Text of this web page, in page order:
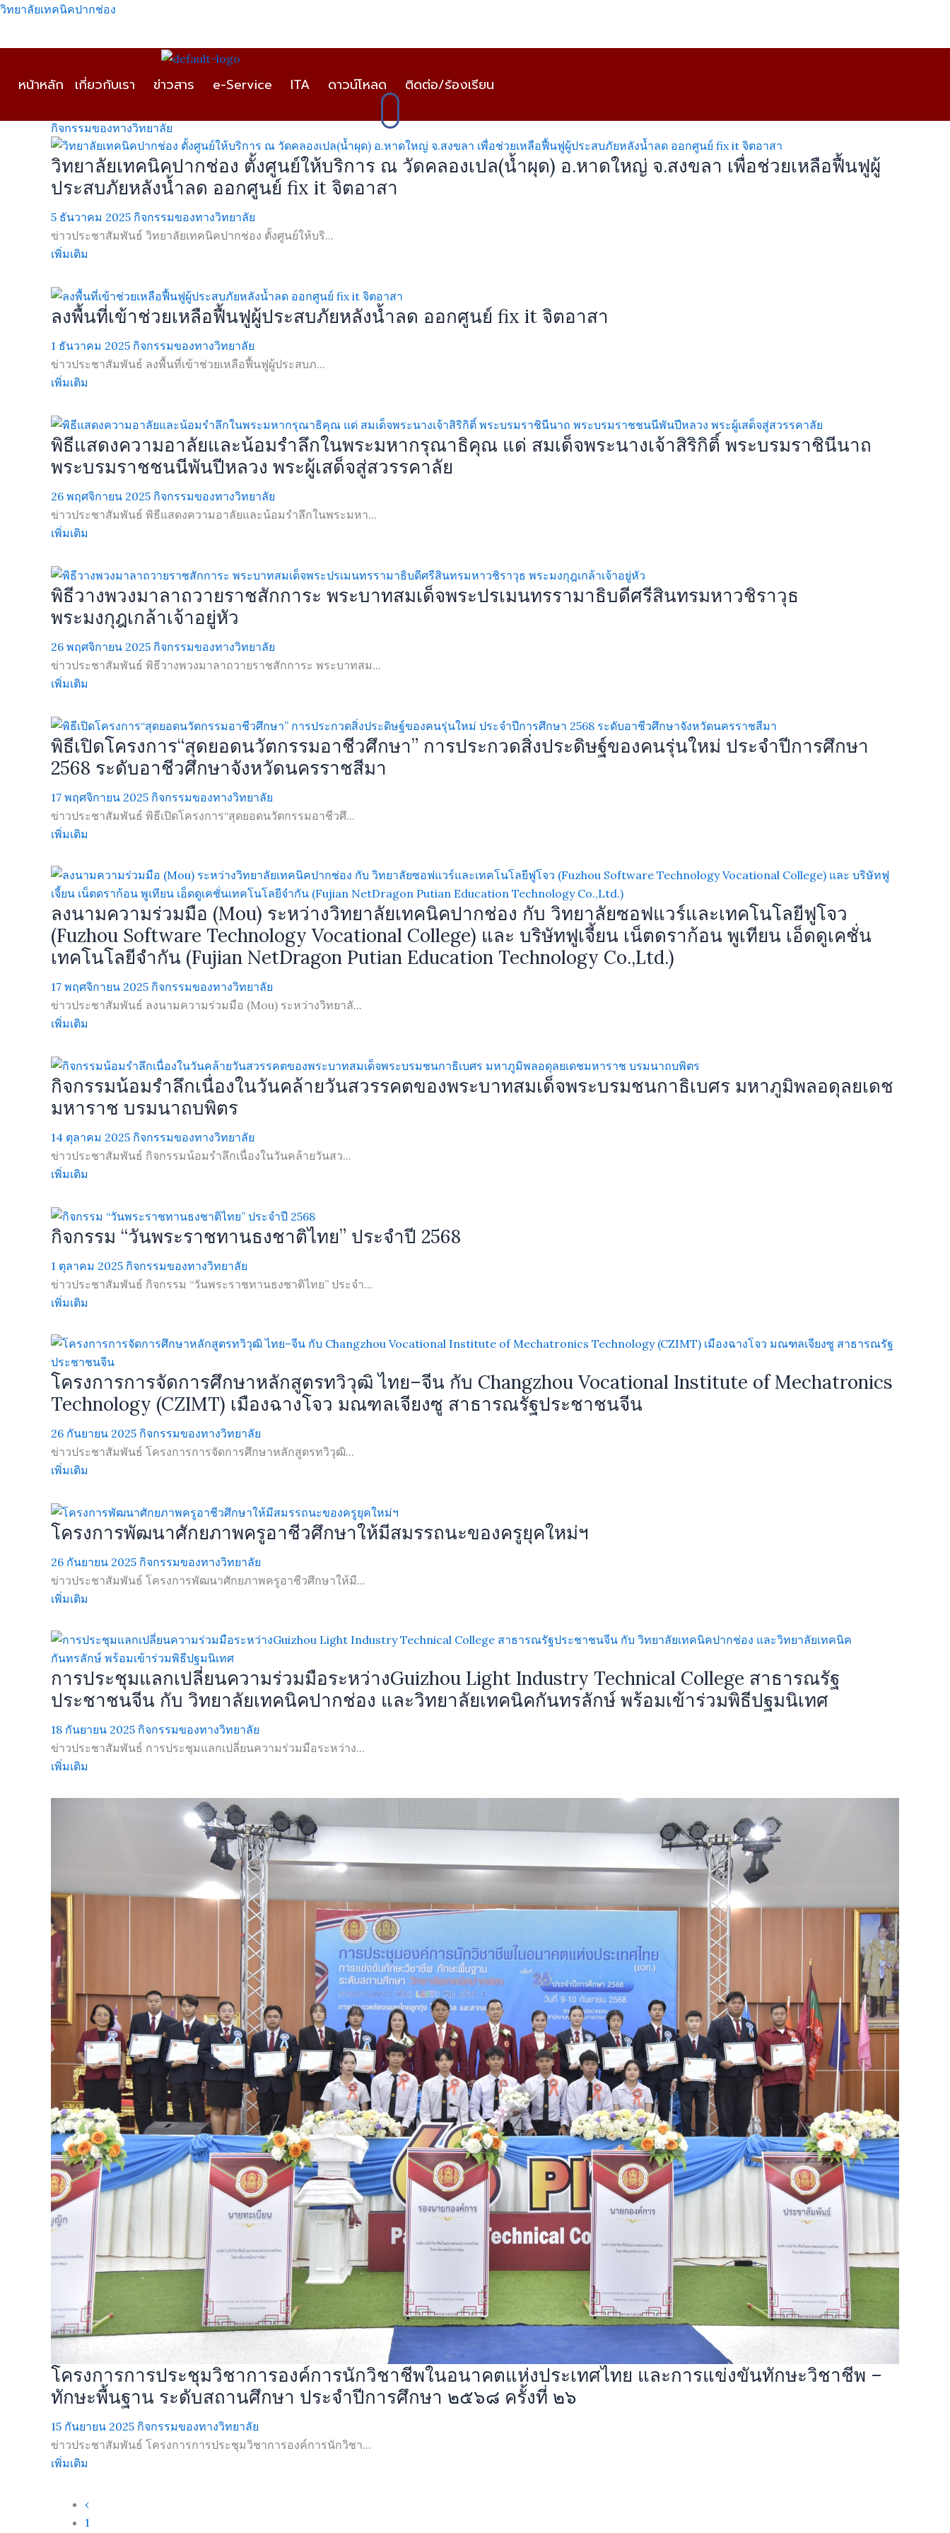
Skip
content
วิทยาลัยเทคนิคปากช่อง
หน้าหลัก เกี่ยวกับเรา ข่าวสาร e-Service ITA ดาวน์โหลด ติดต่อ/ร้องเรียน
กิจกรรมของทางวิทยาลัย
วิทยาลัยเทคนิคปากช่อง ตั้งศูนย์ให้บริการ ณ วัดคลองเปล(น้ำผุด) อ.หาดใหญ่ จ.สงขลา เพื่อช่วยเหลือฟื้นฟูผู้
ประสบภัยหลังน้ำลด ออกศูนย์ fix it จิตอาสา
5 ธันวาคม 2025 กิจกรรมของทางวิทยาลัย
ข่าวประชาสัมพันธ์ วิทยาลัยเทคนิคปากช่อง ตั้งศูนย์ให้บริ...
เพิ่มเติม
ลงพื้นที่เข้าช่วยเหลือฟื้นฟูผู้ประสบภัยหลังน้ำลด ออกศูนย์ fix it จิตอาสา
1 ธันวาคม 2025 กิจกรรมของทางวิทยาลัย
ข่าวประชาสัมพันธ์ ลงพื้นที่เข้าช่วยเหลือฟื้นฟูผู้ประสบภ...
เพิ่มเติม
พิธีแสดงความอาลัยและน้อมรำลึกในพระมหากรุณาธิคุณ แด่ สมเด็จพระนางเจ้าสิริกิติ์ พระบรมราชินีนาถ
พระบรมราชชนนีพันปีหลวง พระผู้เสด็จสู่สวรรคาลัย
26 พฤศจิกายน 2025 กิจกรรมของทางวิทยาลัย
ข่าวประชาสัมพันธ์ พิธีแสดงความอาลัยและน้อมรำลึกในพระมหา...
เพิ่มเติม
พิธีวางพวงมาลาถวายราชสักการะ พระบาทสมเด็จพระปรเมนทรรามาธิบดีศรีสินทรมหาวชิราวุธ
พระมงกุฎเกล้าเจ้าอยู่หัว
26 พฤศจิกายน 2025 กิจกรรมของทางวิทยาลัย
ข่าวประชาสัมพันธ์ พิธีวางพวงมาลาถวายราชสักการะ พระบาทสม...
เพิ่มเติม
พิธีเปิดโครงการ“สุดยอดนวัตกรรมอาชีวศึกษา” การประกวดสิ่งประดิษฐ์ของคนรุ่นใหม่ ประจำปีการศึกษา
2568 ระดับอาชีวศึกษาจังหวัดนครราชสีมา
17 พฤศจิกายน 2025 กิจกรรมของทางวิทยาลัย
ข่าวประชาสัมพันธ์ พิธีเปิดโครงการ“สุดยอดนวัตกรรมอาชีวศึ...
เพิ่มเติม
ลงนามความร่วมมือ (Mou) ระหว่างวิทยาลัยเทคนิคปากช่อง กับ วิทยาลัยซอฟแวร์และเทคโนโลยีฟูโจว
(Fuzhou Software Technology Vocational College) และ บริษัทฟูเจี้ยน เน็ตดราก้อน พูเทียน เอ็ดดูเคชั่น
เทคโนโลยีจำกัน (Fujian NetDragon Putian Education Technology Co.,Ltd.)
17 พฤศจิกายน 2025 กิจกรรมของทางวิทยาลัย
ข่าวประชาสัมพันธ์ ลงนามความร่วมมือ (Mou) ระหว่างวิทยาลั...
เพิ่มเติม
กิจกรรมน้อมรำลึกเนื่องในวันคล้ายวันสวรรคตของพระบาทสมเด็จพระบรมชนกาธิเบศร มหาภูมิพลอดุลยเดช
มหาราช บรมนาถบพิตร
14 ตุลาคม 2025 กิจกรรมของทางวิทยาลัย
ข่าวประชาสัมพันธ์ กิจกรรมน้อมรำลึกเนื่องในวันคล้ายวันสว...
เพิ่มเติม
กิจกรรม “วันพระราชทานธงชาติไทย” ประจำปี 2568
1 ตุลาคม 2025 กิจกรรมของทางวิทยาลัย
ข่าวประชาสัมพันธ์ กิจกรรม “วันพระราชทานธงชาติไทย” ประจำ...
เพิ่มเติม
โครงการการจัดการศึกษาหลักสูตรทวิวุฒิ ไทย–จีน กับ Changzhou Vocational Institute of Mechatronics
Technology (CZIMT) เมืองฉางโจว มณฑลเจียงซู สาธารณรัฐประชาชนจีน
26 กันยายน 2025 กิจกรรมของทางวิทยาลัย
ข่าวประชาสัมพันธ์ โครงการการจัดการศึกษาหลักสูตรทวิวุฒิ...
เพิ่มเติม
โครงการพัฒนาศักยภาพครูอาชีวศึกษาให้มีสมรรถนะของครูยุคใหม่ฯ
26 กันยายน 2025 กิจกรรมของทางวิทยาลัย
ข่าวประชาสัมพันธ์ โครงการพัฒนาศักยภาพครูอาชีวศึกษาให้มี...
เพิ่มเติม
การประชุมแลกเปลี่ยนความร่วมมือระหว่างGuizhou Light Industry Technical College สาธารณรัฐ
ประชาชนจีน กับ วิทยาลัยเทคนิคปากช่อง และวิทยาลัยเทคนิคกันทรลักษ์ พร้อมเข้าร่วมพิธีปฐมนิเทศ
18 กันยายน 2025 กิจกรรมของทางวิทยาลัย
ข่าวประชาสัมพันธ์ การประชุมแลกเปลี่ยนความร่วมมือระหว่าง...
เพิ่มเติม
โครงการการประชุมวิชาการองค์การนักวิชาชีพในอนาคตแห่งประเทศไทย และการแข่งขันทักษะวิชาชีพ –
ทักษะพื้นฐาน ระดับสถานศึกษา ประจำปีการศึกษา ๒๕๖๘ ครั้งที่ ๒๖
15 กันยายน 2025 กิจกรรมของทางวิทยาลัย
ข่าวประชาสัมพันธ์ โครงการการประชุมวิชาการองค์การนักวิชา...
เพิ่มเติม
‹
1